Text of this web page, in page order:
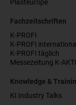
Plasteurope
Fachzeitschriften
K-PROFI
K-PROFI international
K-PROFI täglich
Messezeitung K-
Knowledge &
KI Industry Talks